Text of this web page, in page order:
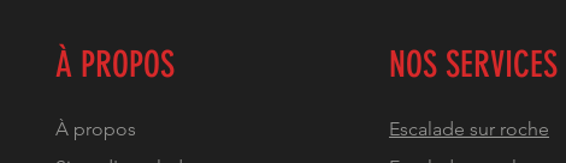
À PROPOS
À propos
NOS SERVICES
Escalade sur roche